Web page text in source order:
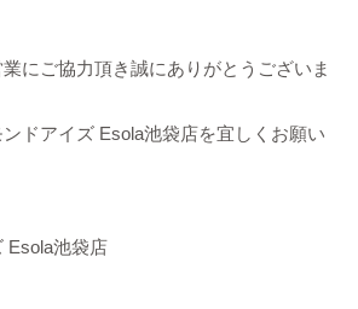
にご協力頂き誠にありがとうございま
ドアイズ Esola池袋店を宜しくお願い
Esola池袋店